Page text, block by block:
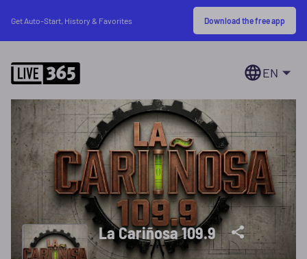
Get Auto-Start, History & Favorites Download the free app
EN
La Cariñosa 109.9